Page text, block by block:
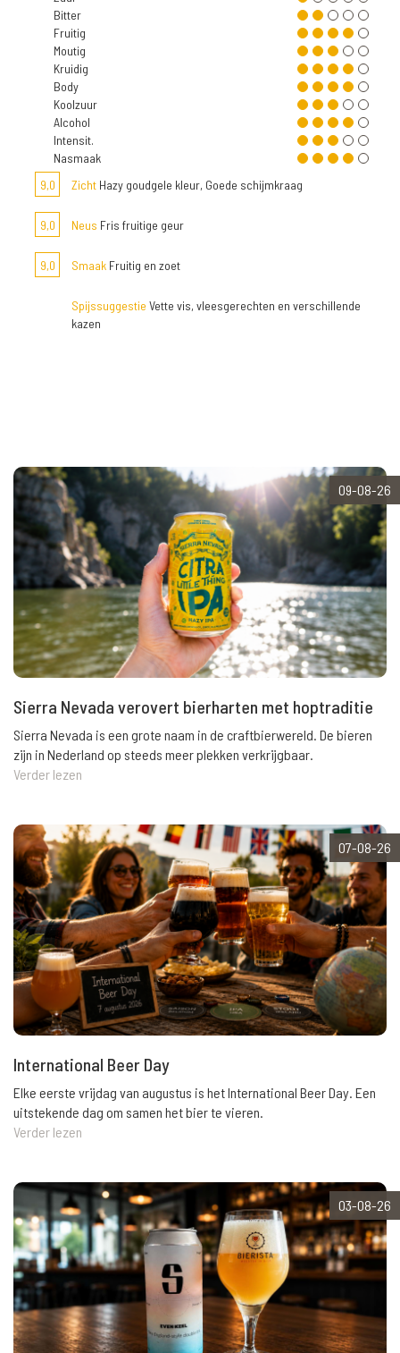
Bitter
Fruitig
Moutig
Kruidig
Body
Koolzuur
Alcohol
Intensit.
Nasmaak
9,0
Zicht Hazy goudgele kleur, Goede schijmkraag
9,0 Neus Fris fruitige geur
9,0 Smaak Fruitig en zoet
Spijssuggestie Vette vis, vleesgerechten en verschillende
kazen
09-08-26
Sierra Nevada verovert bierharten met hoptraditie
Sierra Nevada is een grote naam in de craftbierwereld. De bieren
zijn in Nederland op steeds meer plekken verkrijgbaar.
Verder lezen
07-08-26
International Beer Day
Elke eerste vrijdag van augustus is het International Beer Day. Een
uitstekende dag om samen het bier te vieren.
Verder lezen
03-08-26